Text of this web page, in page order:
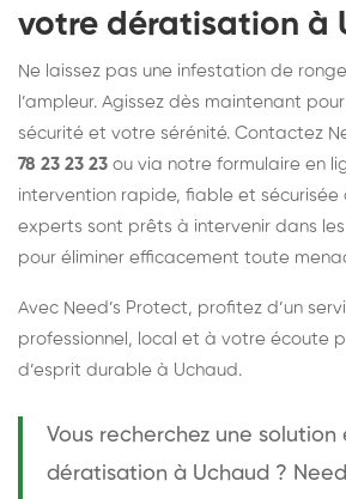
votre dératisation à
Ne laissez pas une infestation de
l’ampleur. Agissez dès maintenant
sécurité et votre sérénité. Contactez
78 23 23 23 ou via notre formulaire en
intervention rapide, fiable et sécurisée
experts sont prêts à intervenir dans
pour éliminer efficacement toute
Avec Need’s Protect, profitez d’un
professionnel, local et à votre écoute
d’esprit durable à Uchaud.
Vous recherchez une
dératisation à Uchaud ?